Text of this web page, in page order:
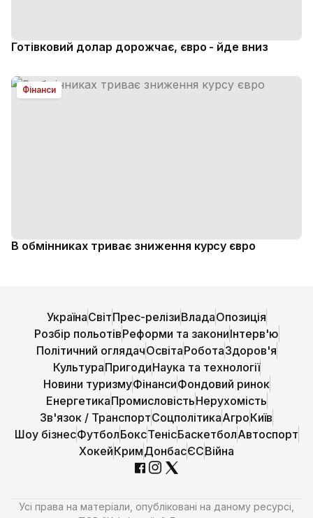
Готівковий долар дорожчає, євро - йде вниз
Фінанси
В обмінниках триває зниження курсу євро
УкраїнаСвітПрес-релізиВладаОпозиція
Розбір польотівРеформи та закониІнтерв'ю
Політичний оглядачОсвітаРоботаЗдоров'я
КультураПригодиНаука та технології
Новини туризмуФінансиФондовий ринок
ЕнергетикаПромисловістьНерухомість
Зв'язок / ТранспортСоцполітикаАгроКиїв
Шоу бізнесФутболБоксТенісБаскетболАвтоспорт
ХокейКримДонбасЄСВійна
Усі права на матеріали, опубліковані на даному ресурсі,